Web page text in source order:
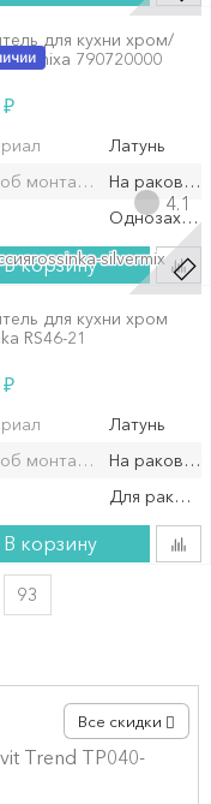
для кухни хром/
Damixa 790720000
₽
Латунь
монтажа/установки
На
В корзину
rossinka-silvermix
4.1
для кухни хром
RS46-21
₽
Латунь
монтажа/установки
На
Для
В корзину
93
Все скидки